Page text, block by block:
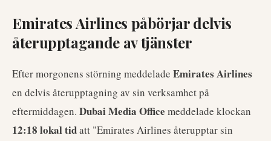
Emirates Airlines påbörjar delvis
återupptagande av tjänster
Efter morgonens störning meddelade Emirates Airlines
en delvis återupptagning av sin verksamhet på
eftermiddagen. Dubai Media Office meddelade klockan
12:18 lokal tidatt "Emirates Airlines återupptar sin